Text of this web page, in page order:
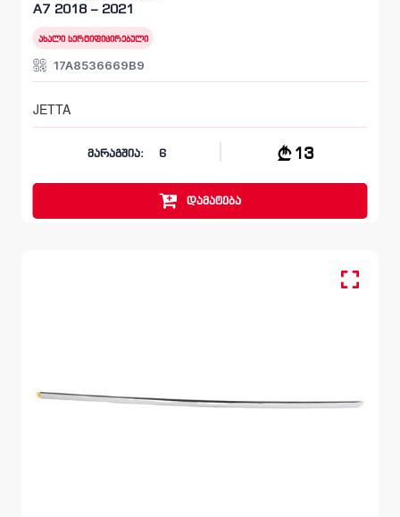
A7 2018 – 2021
ახალი სერტიფიცირებული
17A8536669B9
JETTA
მარაგშია: 6 13
დამატება